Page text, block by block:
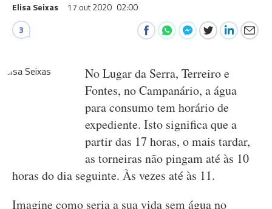
Elisa Seixas 17 out 2020 02:00
3
No Lugar da Serra, Terreiro e
Fontes, no Campanário, a água
para consumo tem horário de
expediente. Isto significa que a
partir das 17 horas, o mais tardar,
as torneiras não pingam até às 10
horas do dia seguinte. Às vezes até às 11.
Imagine como seria a sua vida sem água no